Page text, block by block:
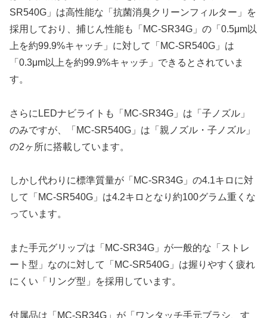
SR540G」は高性能な「抗菌消臭クリーンフィルター」を
採用しており、捕じん性能も「MC-SR34G」の「0.5μm以
上を約99.9%キャッチ」に対して「MC-SR540G」は
「0.3μm以上を約99.9%キャッチ」できるとされていま
す。
さらにLEDナビライトも「MC-SR34G」は「子ノズル」
のみですが、「MC-SR540G」は「親ノズル・子ノズル」
の2ヶ所に搭載しています。
しかし代わりに標準質量が「MC-SR34G」の4.1キロに対
して「MC-SR540G」は4.2キロとなり約100グラム重くな
っています。
また手元グリップは「MC-SR34G」が一般的な「ストレ
ート型」なのに対して「MC-SR540G」は握りやすく疲れ
にくい「リング型」を採用しています。
付属品は「MC-SR34G」が「ワンタッチ手元ブラシ、す